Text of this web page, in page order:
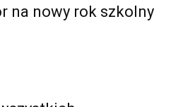
na nowy rok szkolny